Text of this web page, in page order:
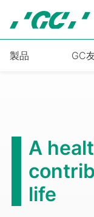
製品 GC
of